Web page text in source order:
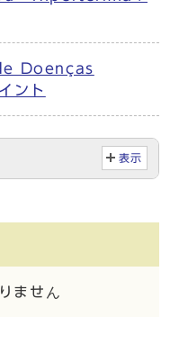
Doenças
ント
表示
ません